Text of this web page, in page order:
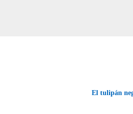
El tulipán